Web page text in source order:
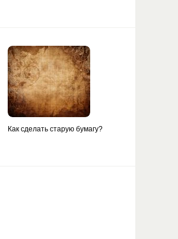
Как сделать старую бумагу?